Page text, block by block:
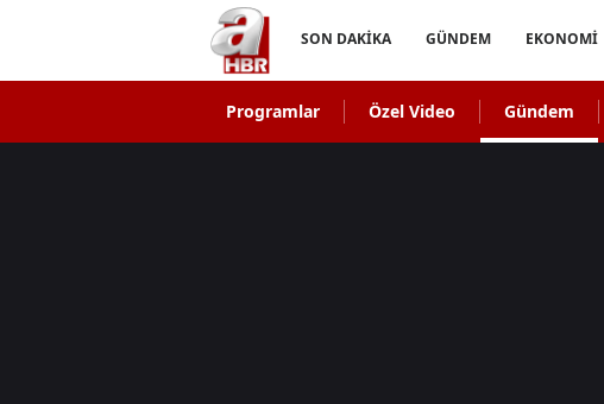
SON DAKİKA GÜNDEM EKONOMİ
Programlar Özel Video Gündem